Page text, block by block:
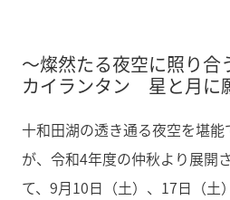
〜燦然たる夜空に照り合
カイランタン 星と月に
十和田湖の透き通る夜空を堪
が、令和4年度の仲秋より展開
て、9月10日（土）、17日（土